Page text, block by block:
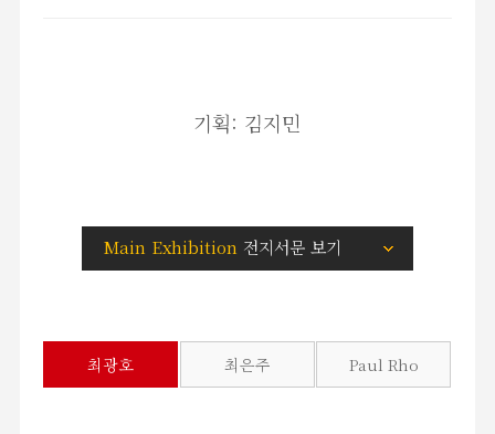
기획: 김지민
Main Exhibition 전지서문 보기
1. "Wheel of life"_최광호
최광호 최은주 Paul Rho